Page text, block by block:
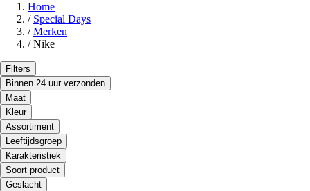
Home
/ Special Days
/ Merken
/ Nike
Filters
Binnen 24 uur verzonden
Maat
Kleur
Assortiment
Leeftijdsgroep
Karakteristiek
Soort product
Geslacht